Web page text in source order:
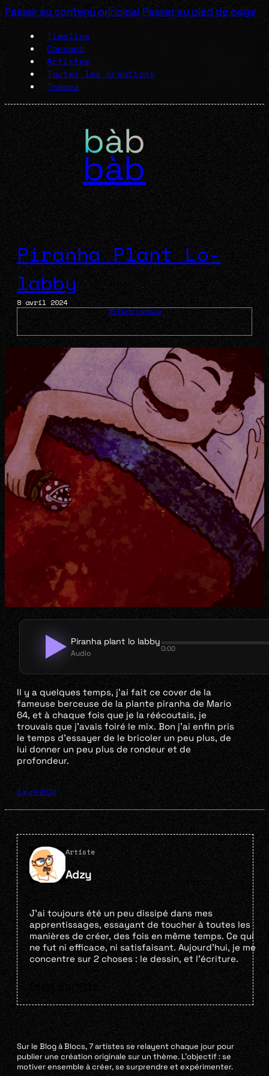
Passer au contenu principal Passer au pied de page
Timeline
Concept
Artistes
Toutes les créations
Thèmes
bàb
Piranha Plant Lo-
labby
8 avril 2024
18-Electronique
Piranha plant lo labby
Audio 0:00
Il y a quelques temps, j’ai fait ce cover de la
fameuse berceuse de la plante piranha de Mario
64, et à chaque fois que je la réécoutais, je
trouvais que j’avais foiré le mix. Bon j’ai enfin pris
le temps d’essayer de le bricoler un peu plus, de
lui donner un peu plus de rondeur et de
profondeur.
8 avril 2024
Artiste
Adzy
J’ai toujours été un peu dissipé dans mes
apprentissages, essayant de toucher à toutes les
manières de créer, des fois en même temps. Ce qui
ne fut ni efficace, ni satisfaisant. Aujourd’hui, je me
concentre sur 2 choses : le dessin, et l’écriture.
Sur le Blog à Blocs, 7 artistes se relayent chaque jour pour
publier une création originale sur un thème. L’objectif : se
motiver ensemble à créer, se surprendre et expérimenter.